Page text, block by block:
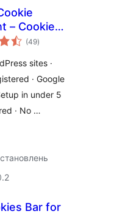
– Cookie
Consent
&
(49загальний
рейтинг
)
sites ·
· Google
in under 5
· No …
Bar for